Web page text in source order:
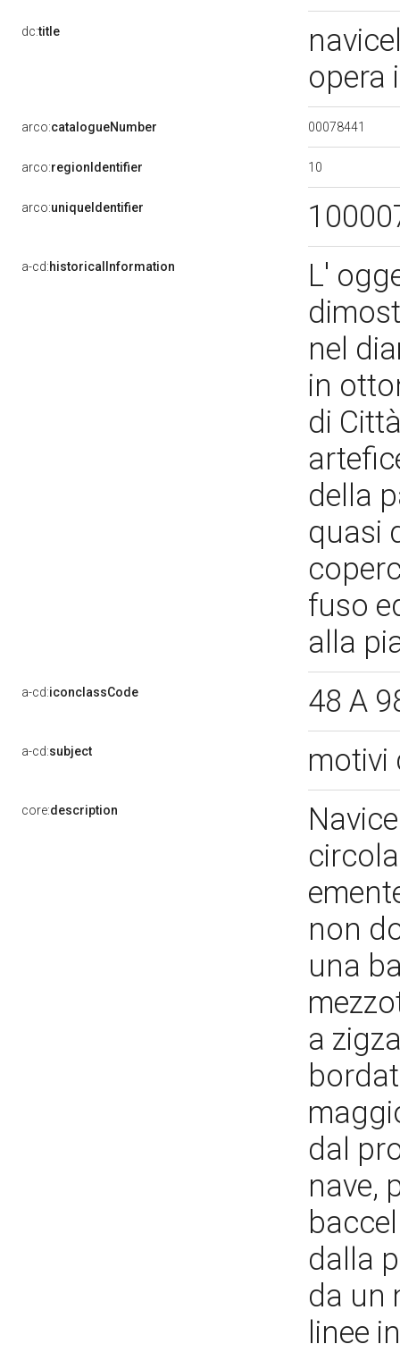
dc:title
opera
arco:catalogueNumber 00078441
arco:regionIdentifier 10
arco:uniqueIdentifier
a-cd:historicalInformation
L'
nel
in
di
della
quasi
fuso
alla
a-cd:iconclassCode 48 A
a-cd:subject motivi
core:description
non
una
a
dal
nave,
dalla
da un
linee